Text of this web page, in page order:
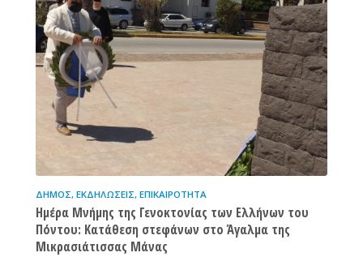
ΔΉΜΟΣ, ΕΚΔΗΛΏΣΕΙΣ, ΕΠΙΚΑΙΡΌΤΗΤΑ
Ημέρα Μνήμης της Γενοκτονίας των Ελλήνων του
Πόντου: Κατάθεση στεφάνων στο Άγαλμα της
Μικρασιάτισσας Μάνας